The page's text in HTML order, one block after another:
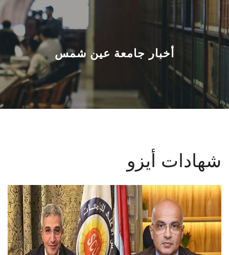
عن الجامعة
القطاعـات
الشئون الأكاديمية
البحث العلمي
الأنظمة الذكية
الإعلام
تواصل معنا
أخبار جامعة عين شمس
شهادات أيزو